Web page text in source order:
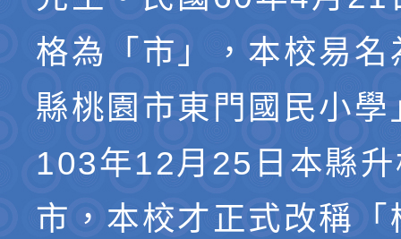
格為「市」，本校易名
縣桃園市東門國民小學
103年12月25日本縣
市，本校才正式改稱「